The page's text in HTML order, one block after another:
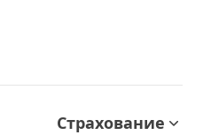
Страхование